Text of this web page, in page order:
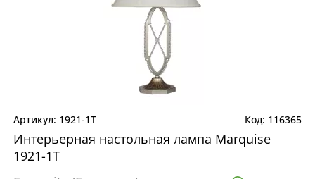
1921-1T 116365
Интерьерная настольная лампа Marquise
1921-1T